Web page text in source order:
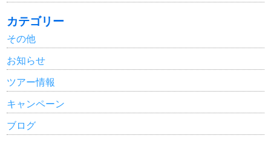
カテゴリー
その他
お知らせ
ツアー情報
キャンペーン
ブログ